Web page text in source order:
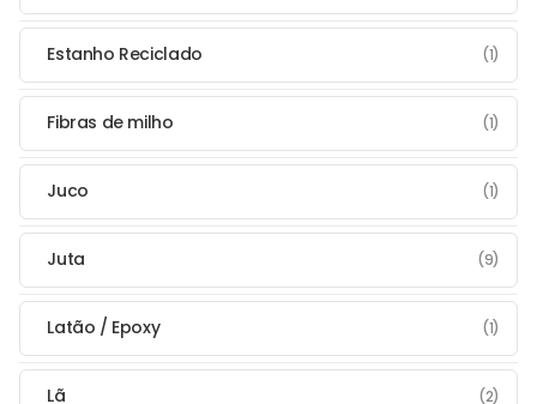
Estanho Reciclado (1)
Fibras de milho (1)
Juco (1)
Juta (9)
Latão / Epoxy (1)
Lã (2)